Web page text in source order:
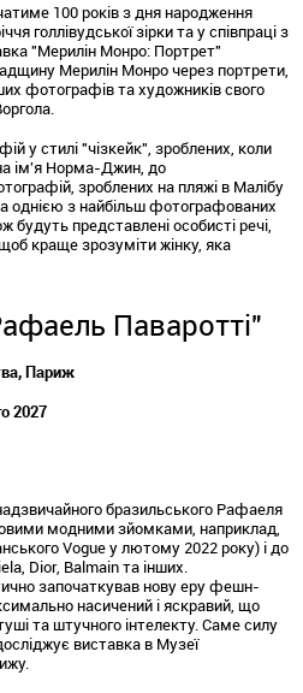
100років з дня народження
голлівудської зірки та у співпраці з
"Мерилін Монро: Портрет"
Мерилін Монро через портрети,
фотографів та художників свого
у стилі "чізкейк", зроблених, коли
ім'я Норма-Джин, до
зроблених на пляжі в Малібу
однією з найбільшфотографованих
будуть представлені особисті речі,
щоб краще зрозуміти жінку, яка
Паваротті"
Париж
2027
бразильського Рафаеля
моднимизйомками, наприклад,
Vogueу лютому 2022року) і до
, Dior, Balmainта інших.
започаткував нову еруфешн-
насичений і яскравий, що
та штучного інтелекту. Саме силу
виставка в Музеї